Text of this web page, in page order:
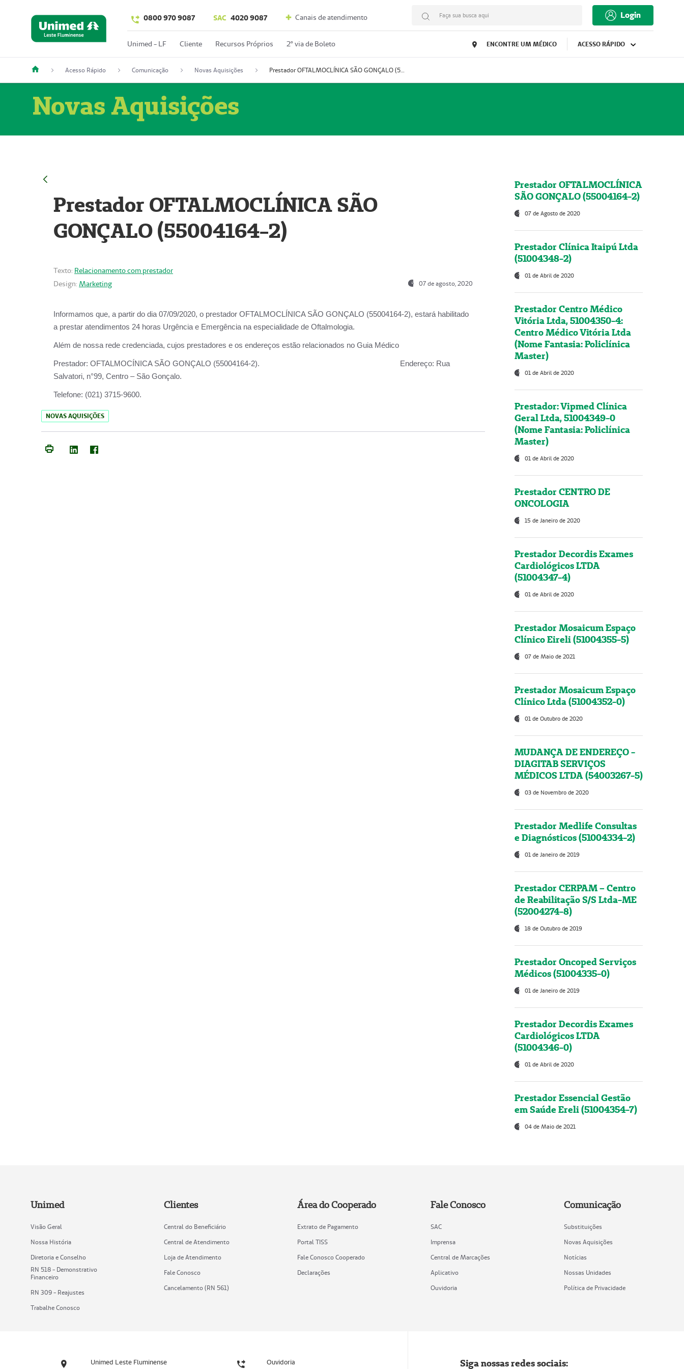
0800 970 9087 SAC 4020 9087 Canais de atendimento Faça sua busca aqui Login
Unimed - LF Cliente Recursos Próprios 2º via de Boleto ENCONTRE UM MÉDICO ACESSO RÁPIDO
Acesso Rápido Comunicação Novas Aquisições Prestador OFTALMOCLÍNICA SÃO GONÇALO (55004164-2)
Novas Aquisições
Prestador OFTALMOCLÍNICA SÃO
GONÇALO (55004164-2)
Texto: Relacionamento com prestador
Design: Marketing 07 de agosto, 2020
Informamos que, a partir do dia 07/09/2020, o prestador OFTALMOCLÍNICA SÃO GONÇALO (55004164-2), estará habilitado
a prestar atendimentos 24 horas Urgência e Emergência na especialidade de Oftalmologia.
Além de nossa rede credenciada, cujos prestadores e os endereços estão relacionados no Guia Médico
Prestador: OFTALMOCÍNICA SÃO GONÇALO (55004164-2). Endereço: Rua
Salvatori, n°99, Centro – São Gonçalo.
Telefone: (021) 3715-9600.
NOVAS AQUISIÇÕES
Prestador OFTALMOCLÍNICA
SÃO GONÇALO (55004164-2)
07 de Agosto de 2020
Prestador Clínica Itaipú Ltda
(51004348-2)
01 de Abril de 2020
Prestador Centro Médico
Vitória Ltda, 51004350-4:
Centro Médico Vitória Ltda
(Nome Fantasia: Policlínica
Master)
01 de Abril de 2020
Prestador: Vipmed Clínica
Geral Ltda, 51004349-0
(Nome Fantasia: Policlínica
Master)
01 de Abril de 2020
Prestador CENTRO DE
ONCOLOGIA
15 de Janeiro de 2020
Prestador Decordis Exames
Cardiológicos LTDA
(51004347-4)
01 de Abril de 2020
Prestador Mosaicum Espaço
Clínico Eireli (51004355-5)
07 de Maio de 2021
Prestador Mosaicum Espaço
Clínico Ltda (51004352-0)
01 de Outubro de 2020
MUDANÇA DE ENDEREÇO -
DIAGITAB SERVIÇOS
MÉDICOS LTDA (54003267-5)
03 de Novembro de 2020
Prestador Medlife Consultas
e Diagnósticos (51004334-2)
01 de Janeiro de 2019
Prestador CERPAM – Centro
de Reabilitação S/S Ltda-ME
(52004274-8)
18 de Outubro de 2019
Prestador Oncoped Serviços
Médicos (51004335-0)
01 de Janeiro de 2019
Prestador Decordis Exames
Cardiológicos LTDA
(51004346-0)
01 de Abril de 2020
Prestador Essencial Gestão
em Saúde Ereli (51004354-7)
04 de Maio de 2021
Unimed
Visão Geral
Nossa História
Diretoria e Conselho
RN 518 - Demonstrativo
Financeiro
RN 309 - Reajustes
Trabalhe Conosco
Clientes
Central do Beneficiário
Central de Atendimento
Loja de Atendimento
Fale Conosco
Cancelamento (RN 561)
Área do Cooperado
Extrato de Pagamento
Portal TISS
Fale Conosco Cooperado
Declarações
Fale Conosco
SAC
Imprensa
Central de Marcações
Aplicativo
Ouvidoria
Comunicação
Substituições
Novas Aquisições
Notícias
Nossas Unidades
Política de Privacidade
Unimed Leste Fluminense Ouvidoria Siga nossas redes sociais: